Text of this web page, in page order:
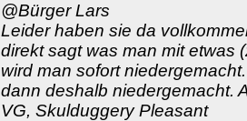
@Bürger Lars
Leider haben sie da
direkt sagt was man mit etwas
wird man sofort
dann deshalb
VG, Skulduggery Pleasant